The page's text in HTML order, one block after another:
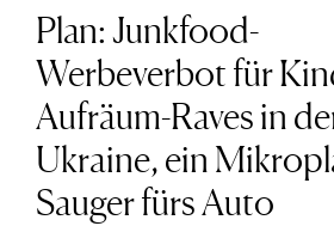
Plan: Junkfood-
Werbeverbot für
Aufräum-Raves in
Ukraine, ein
Sauger fürs Auto